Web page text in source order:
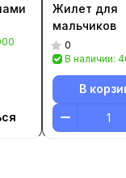
Жилет для
мальчиков
0
В наличии:
В